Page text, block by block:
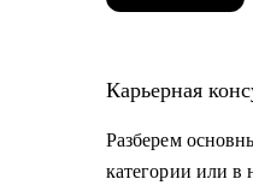
растут к уровню
• Руководителям
• Владельцам
Карьерная
Разберем
категории или в